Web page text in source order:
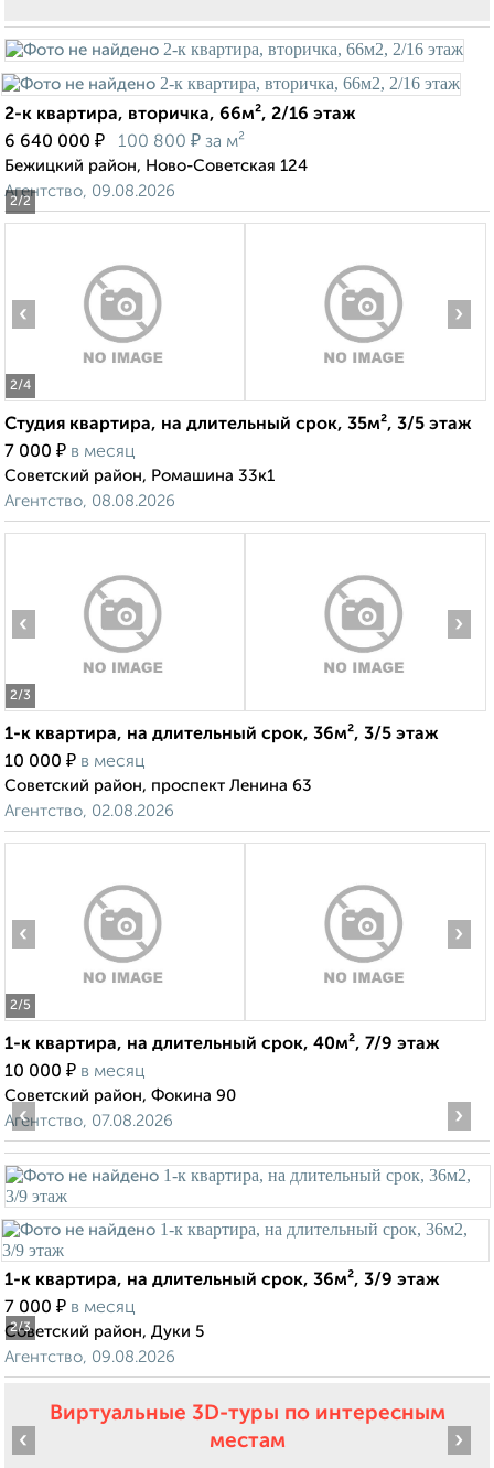
2/2
2-к квартира, вторичка, 66м², 2/16 этаж
6 640 000 ₽ 100 800 ₽ за м²
Бежицкий район, Ново-Советская 124
Агентство, 09.08.2026
2/4
‹ ›
Студия квартира, на длительный срок, 35м², 3/5 этаж
7 000 ₽ в месяц
Советский район, Ромашина 33к1
Агентство, 08.08.2026
2/3
‹ ›
1-к квартира, на длительный срок, 36м², 3/5 этаж
10 000 ₽ в месяц
Советский район, проспект Ленина 63
Агентство, 02.08.2026
2/5
‹ ›
1-к квартира, на длительный срок, 40м², 7/9 этаж
10 000 ₽ в месяц
Советский район, Фокина 90
Агентство, 07.08.2026
2/3
‹ ›
1-к квартира, на длительный срок, 36м², 3/9 этаж
7 000 ₽ в месяц
Советский район, Дуки 5
Агентство, 09.08.2026
Виртуальные 3D-туры по интересным
местам
‹ ›